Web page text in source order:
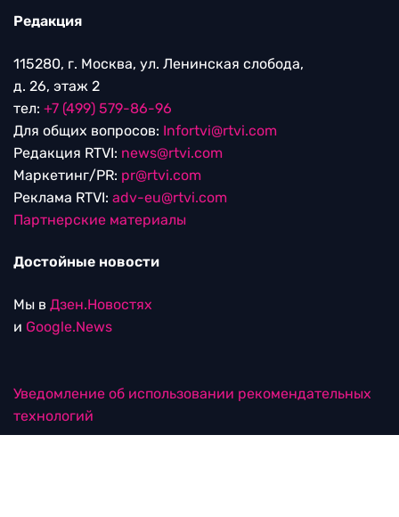
Редакция
115280, г. Москва, ул. Ленинская слобода,
д. 26, этаж 2
тел: +7 (499) 579-86-96
Для общих вопросов: Infortvi@rtvi.com
Редакция RTVI: news@rtvi.com
Маркетинг/PR: pr@rtvi.com
Реклама RTVI: adv-eu@rtvi.com
Партнерские материалы
Достойные новости
Мы в Дзен.Новостях
и Google.News
Уведомление об использовании рекомендательных
технологий